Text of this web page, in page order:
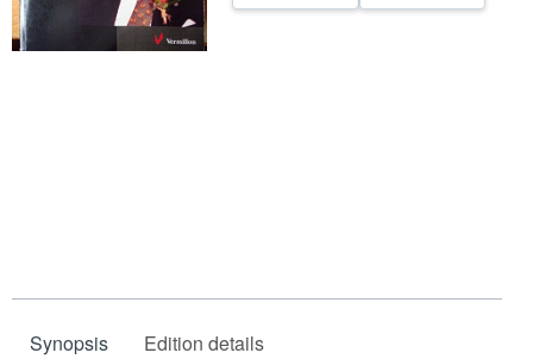
Synopsis Edition details